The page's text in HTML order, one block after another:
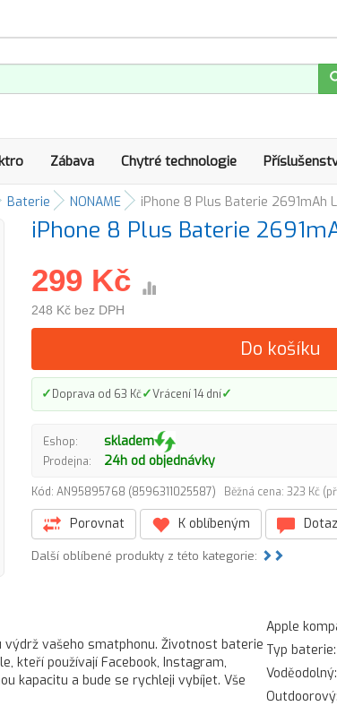
Zábava Chytré technologie
Baterie NONAME iPhone 8 Plus Baterie 2691mAh
iPhone 8 Plus Baterie
299 Kč
248 Kč bez DPH
Do košíku
✓Doprava od 63 Kč✓Vrácení 14 dní✓
Eshop: skladem
Prodejna: 24h od objednávky
Kód: AN95895768 (8596311025587) Běžná cena: 323 Kč
Porovnat K oblíbeným
Další oblíbené produkty z této kategorie:
vašeho smatphonu. Životnost baterie
kteří používají Facebook, Instagram,
kapacitu a bude se rychleji vybíjet. Vše
Apple
Typ baterie:
Voděodolný:
Outdoorový: